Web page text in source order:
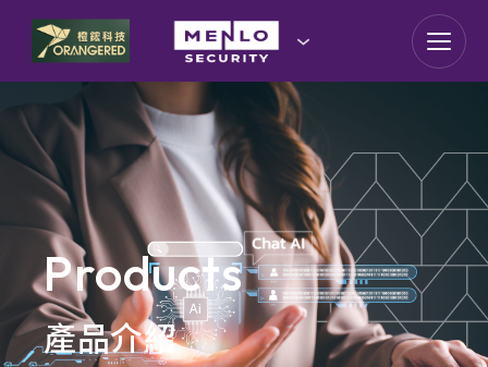
N-Partner
TeamT5 杜浦數位安全
QSAN 廣盛科技
OPSWAT
MENLO SECURITY
Products
產品介紹